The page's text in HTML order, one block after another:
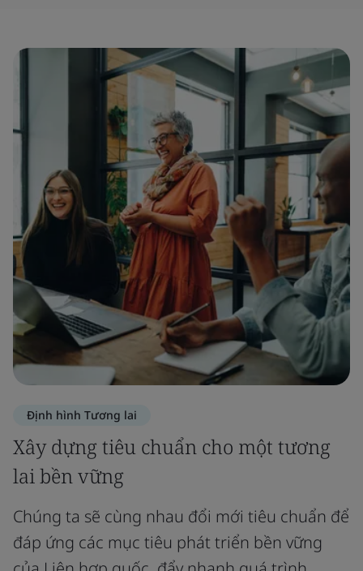
Định hình Tương lai
Xây dựng tiêu chuẩn cho một tương
lai bền vững
Chúng ta sẽ cùng nhau đổi mới tiêu chuẩn để
đáp ứng các mục tiêu phát triển bền vững